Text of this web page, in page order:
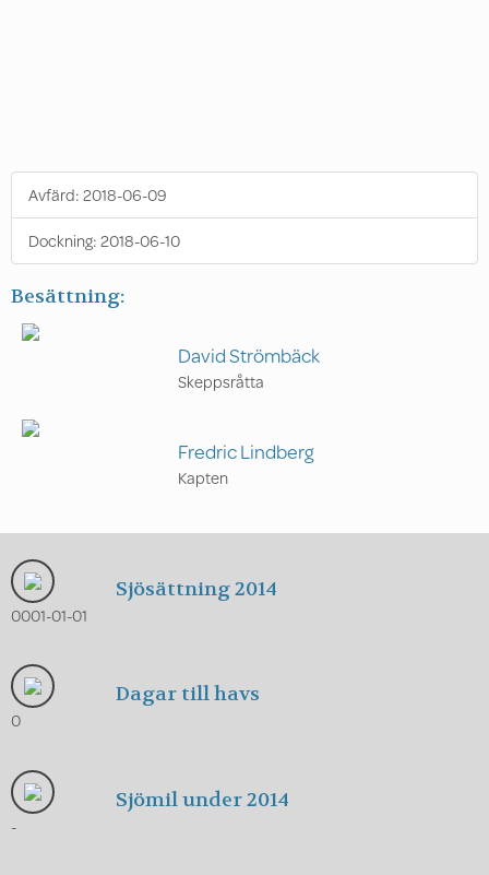
Avfärd:2018-06-09
Dockning:2018-06-10
Besättning:
David Strömbäck
Skeppsråtta
Fredric Lindberg
Kapten
Sjösättning 2014
0001-01-01
Dagar till havs
0
Sjömil under 2014
-